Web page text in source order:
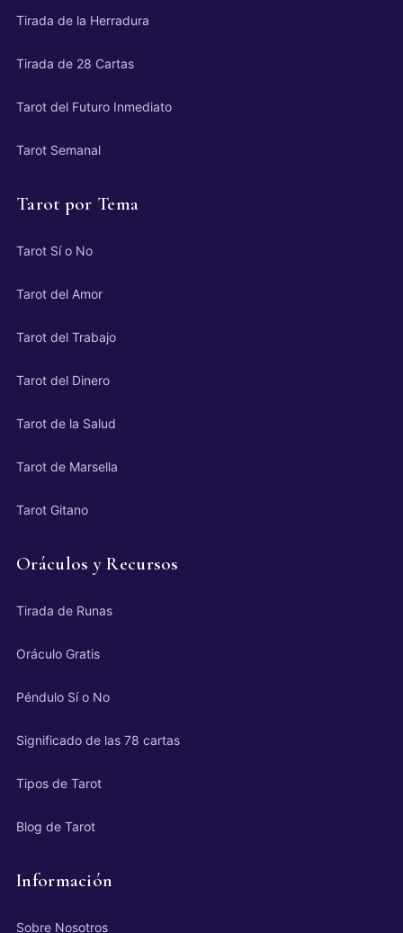
Tirada de la Herradura
Tirada de 28 Cartas
Tarot del Futuro Inmediato
Tarot Semanal
Tarot por Tema
Tarot Sí o No
Tarot del Amor
Tarot del Trabajo
Tarot del Dinero
Tarot de la Salud
Tarot de Marsella
Tarot Gitano
Oráculos y Recursos
Tirada de Runas
Oráculo Gratis
Péndulo Sí o No
Significado de las 78 cartas
Tipos de Tarot
Blog de Tarot
Información
Sobre Nosotros